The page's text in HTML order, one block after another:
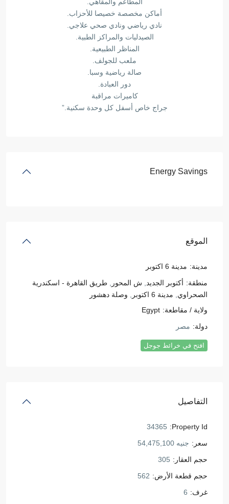
أماكن مخصصة خصيصا للأحزاب.
نادي رياضي ونادي صحي علاجي.
الصيدليات والمراكز الطبية.
المناظر الطبيعية.
ملعب للجولف.
صالة رياضية وسبا.
دور العبادة.
كاميرات مراقبة
جراج خاص أسفل كل وحدة سكنية.”
Energy Savings
الموقع
مدينة: مدينة 6 اكتوبر
منطقة: أكتوبر الجديد ش المحور
طريق القاهرة - اسكندرية
الصحراوي
مدينة 6 اكتوبر
وصلة دهشور
ولاية / مقاطعة: Egypt
دولة: مصر
افتح في خرائط جوجل
التفاصيل
Property Id:
34365
سعر: جنيه 54,475,100
حجم العقار: 305
حجم قطعة الأرض: 562
غرف: 6